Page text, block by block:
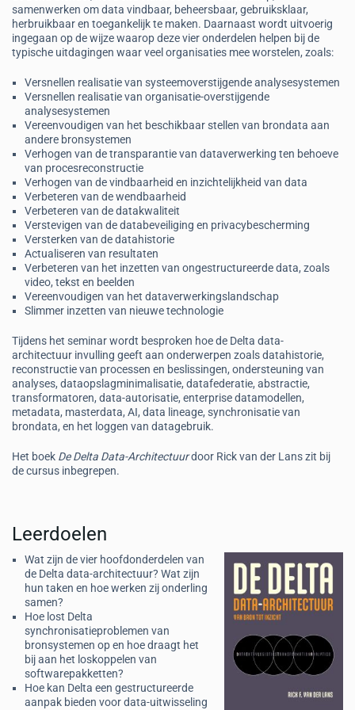
samenwerken om data vindbaar, beheersbaar, gebruiksklaar,
herbruikbaar en toegankelijk te maken. Daarnaast wordt uitvoerig
ingegaan op de wijze waarop deze vier onderdelen helpen bij de
typische uitdagingen waar veel organisaties mee worstelen, zoals:
Versnellen realisatie van systeemoverstijgende analysesystemen
Versnellen realisatie van organisatie-overstijgende
analysesystemen
Vereenvoudigen van het beschikbaar stellen van brondata aan
andere bron­systemen
Verhogen van de transparantie van dataverwerking ten behoeve
van proces­recon­structie
Verhogen van de vindbaarheid en inzichtelijkheid van data
Verbeteren van de wendbaarheid
Verbeteren van de datakwaliteit
Verstevigen van de databeveiliging en privacybescherming
Versterken van de datahistorie
Actualiseren van resultaten
Verbeteren van het inzetten van ongestructureerde data, zoals
video, tekst en beelden
Vereenvoudigen van het dataverwerkingslandschap
Slimmer inzetten van nieuwe technologie
Tijdens het seminar wordt besproken hoe de Delta data-
architectuur invulling geeft aan onderwerpen zoals datahistorie,
reconstructie van processen en beslissingen, ondersteuning van
analyses, dataopslagminimalisatie, datafederatie, abstractie,
transformatoren, data-autorisatie, enterprise datamodellen,
metadata, masterdata, AI, data lineage, synchronisatie van
brondata, en het loggen van datagebruik.
Het boek De Delta Data-Architectuurdoor Rick van der Lans zit bij
de cursus inbegrepen.
Leerdoelen
Wat zijn de vier hoofdonderdelen van
de Delta data-architectuur? Wat zijn
hun taken en hoe werken zij onderling
samen?
Hoe lost Delta
synchronisatieproblemen van
bronsystemen op en hoe draagt het
bij aan het loskoppelen van
softwarepakketten?
Hoe kan Delta een gestructureerde
aanpak bieden voor data-uitwisseling